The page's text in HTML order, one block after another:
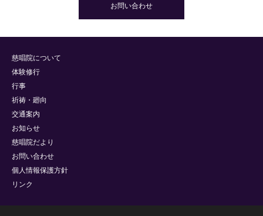
お問い合わせ
慈唱院について
体験修行
行事
祈祷・廻向
交通案内
お知らせ
慈唱院だより
お問い合わせ
個人情報保護方針
リンク